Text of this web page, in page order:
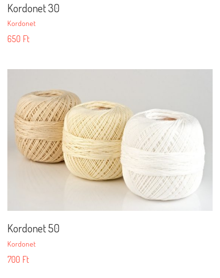
Kordonet 30
Kordonet
650 Ft
Kordonet 50
Kordonet
700 Ft